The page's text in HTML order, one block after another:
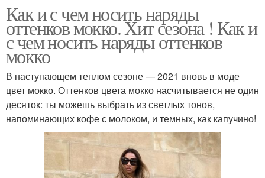
Как и с чем носить наряды
оттенков мокко. Хит сезона ! Как и
с чем носить наряды оттенков
мокко
В наступающем теплом сезоне — 2021 вновь в моде
цвет мокко. Оттенков цвета мокко насчитывается не один
десяток: ты можешь выбрать из светлых тонов,
напоминающих кофе с молоком, и темных, как капучино!